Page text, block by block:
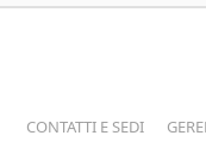
CONTATTI E SEDI